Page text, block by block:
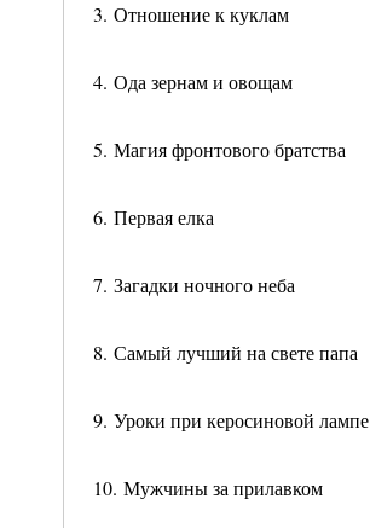
3. Отношение к куклам
4. Ода зернам и овощам
5. Магия фронтового братства
6. Первая елка
7. Загадки ночного неба
8. Самый лучший на свете папа
9. Уроки при керосиновой лампе
10. Мужчины за прилавком